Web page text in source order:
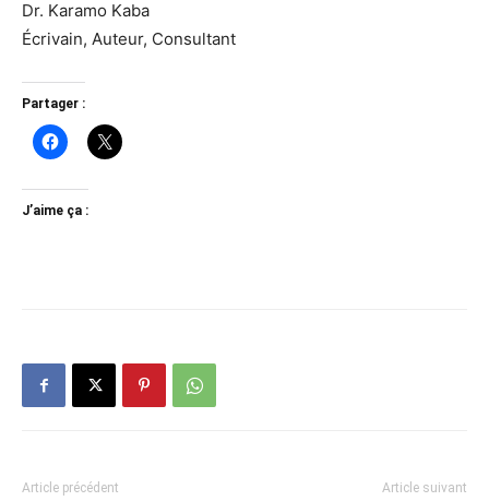
Dr. Karamo Kaba
Écrivain, Auteur, Consultant
Partager :
J’aime ça :
Article précédent Article suivant